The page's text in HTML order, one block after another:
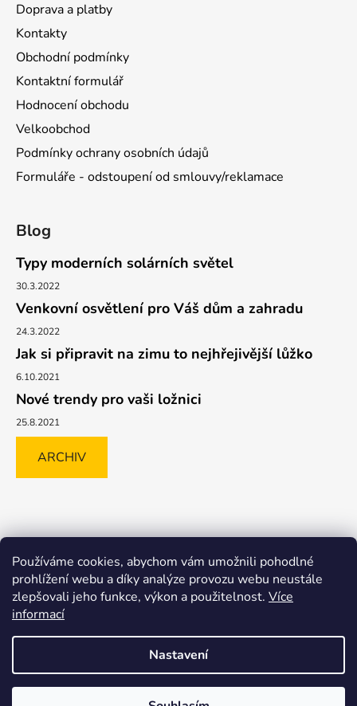
Používáme cookies, abychom vám umožnili pohodlné
prohlížení webu a díky analýze provozu webu neustále
zlepšovali jeho funkce, výkon a použitelnost. Více
informací
Nastavení
Doprava a platby
Kontakty
Obchodní podmínky
Kontaktní formulář
Hodnocení obchodu
Velkoobchod
Podmínky ochrany osobních údajů
Formuláře - odstoupení od smlouvy/reklamace
Blog
Typy moderních solárních světel
30.3.2022
Venkovní osvětlení pro Váš dům a zahradu
24.3.2022
Jak si připravit na zimu to nejhřejivější lůžko
6.10.2021
Nové trendy pro vaši ložnici
25.8.2021
ARCHIV
MALL.CZ
Vytvořil Shoptet